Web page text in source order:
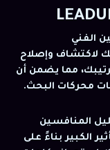
لاكتشاف وإصلاح
مما يضمن أن
محركات البحث.
المنافسين
الكبير بناءً على